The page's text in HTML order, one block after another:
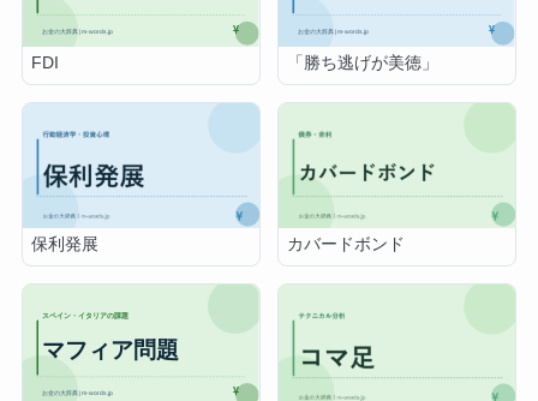
FDI 「勝ち逃げが美徳」
保利発展 カバードボンド